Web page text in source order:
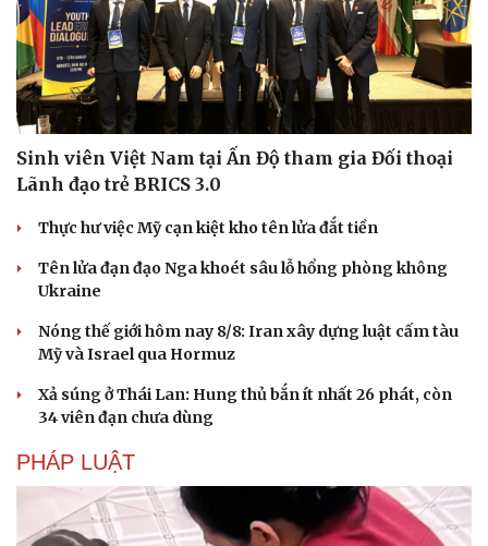
Du lịch
Tư vấn
Săn Tour
check-in
Câu chuyện thời sự
Đọc truyện đêm khuya
Kể chuyện cho bé
Sinh viên Việt Nam tại Ấn Độ tham gia Đối thoại
Lãnh đạo trẻ BRICS 3.0
Thực hư việc Mỹ cạn kiệt kho tên lửa đắt tiền
Tên lửa đạn đạo Nga khoét sâu lỗ hổng phòng không
Ukraine
Nóng thế giới hôm nay 8/8: Iran xây dựng luật cấm tàu
Mỹ và Israel qua Hormuz
Xả súng ở Thái Lan: Hung thủ bắn ít nhất 26 phát, còn
34 viên đạn chưa dùng
PHÁP LUẬT